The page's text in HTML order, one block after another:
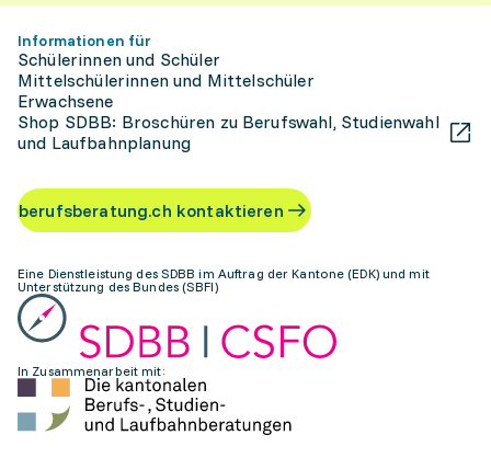
Informationen für
Schülerinnen und Schüler
Mittelschülerinnen und Mittelschüler
Erwachsene
Shop SDBB: Broschüren zu Berufswahl, Studienwahl
und Laufbahnplanung
berufsberatung.ch kontaktieren
Eine Dienstleistung des SDBB im Auftrag der Kantone (EDK) und mit
Unterstützung des Bundes (SBFI)
In Zusammenarbeit mit: